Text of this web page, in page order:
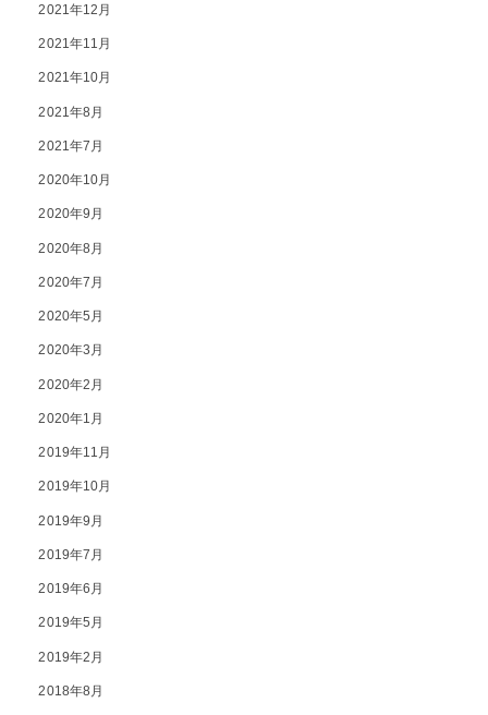
2021年12月
2021年11月
2021年10月
2021年8月
2021年7月
2020年10月
2020年9月
2020年8月
2020年7月
2020年5月
2020年3月
2020年2月
2020年1月
2019年11月
2019年10月
2019年9月
2019年7月
2019年6月
2019年5月
2019年2月
2018年8月